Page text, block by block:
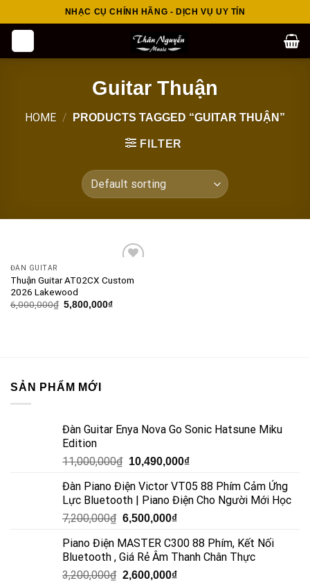
to
NHẠC CỤ CHÍNH HÃNG - DỊCH VỤ UY TÍN
Guitar Thuận
HOME / PRODUCTS TAGGED “GUITAR THUẬN”
FILTER
wishlist
ĐÀN GUITAR
Thuận Guitar AT02CX Custom
2026 Lakewood
6,000,000₫ 5,800,000₫
SẢN PHẨM MỚI
Đàn Guitar Enya Nova Go Sonic Hatsune Miku
Edition
11,000,000₫ 10,490,000₫
Đàn Piano Điện Victor VT05 88 Phím Cảm Ứng
Lực Bluetooth | Piano Điện Cho Người Mới Học
7,200,000₫ 6,500,000₫
Piano Điện MASTER C300 88 Phím, Kết Nối
Bluetooth , Giá Rẻ Âm Thanh Chân Thực
3,200,000₫ 2,600,000₫